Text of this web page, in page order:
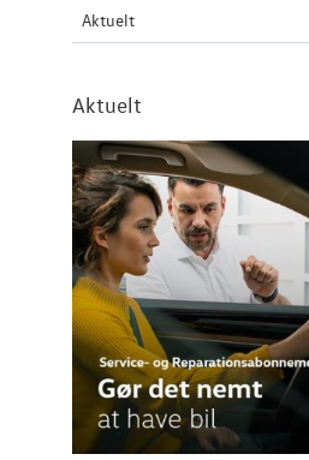
Aktuelt
Aktuelt